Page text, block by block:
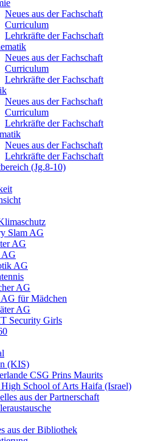
Neues aus der Fachschaft
Curriculum
Lehrkräfte der Fachschaft
Neues aus der Fachschaft
Curriculum
Lehrkräfte der Fachschaft
Neues aus der Fachschaft
Curriculum
Lehrkräfte der Fachschaft
Neues aus der Fachschaft
Lehrkräfte der Fachschaft
(Jg.8-10)
Slam AG
AG
AG
AG
AG
für Mädchen
AG
Security Girls
(KIS)
CSG Prins Maurits
School of Arts Haifa (Israel)
aus der Partnerschaft
aus der Bibliothek